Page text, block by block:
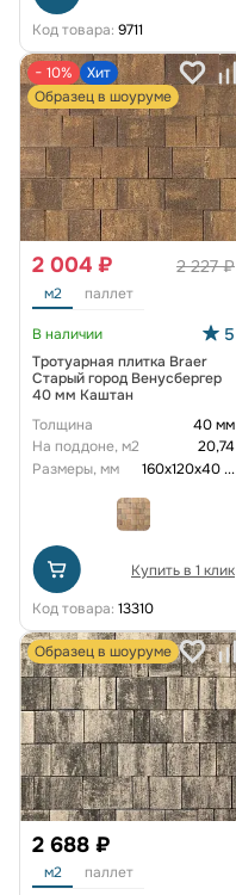
Код товара: 9711
− 10%
Хит
Образец в шоуруме
2 227 ₽
2 004 ₽
м2 паллет
В наличии 5
Тротуарная плитка Braer
Старый город Венусбергер
40 мм Каштан
Толщина
40 мм
На поддоне, м2
20,74
Размеры, мм
160х120х40...
Купить в 1 клик
Код товара: 13310
Образец в шоуруме
2 688 ₽
м2 паллет